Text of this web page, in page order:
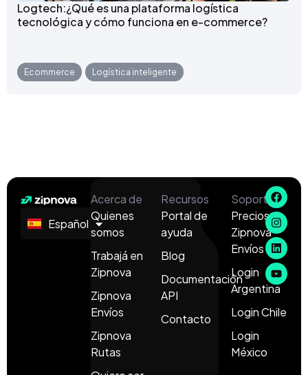
Logtech:¿Qué es una plataforma logística
tecnológica y cómo funciona en e-commerce?
Ecommerce Logística inteligente
Español
English
Acerca de
Quienes
somos
Trabajá en
Zipnova
Zipnova
Envíos
Zipnova
Rutas
Recursos
Portal de
ayuda
Blog
Documentación
API
Contacto
Soporte
Precios
Zipnova
Envíos
Login
Argentina
Login Chile
Login
México